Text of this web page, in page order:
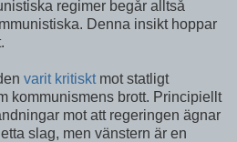
regimer begår alltså
Denna insikt hoppar
varit kritisktmot statligt
kommunismens brott. Principiellt
mot att regeringen ägnar
slag, men vänstern är en